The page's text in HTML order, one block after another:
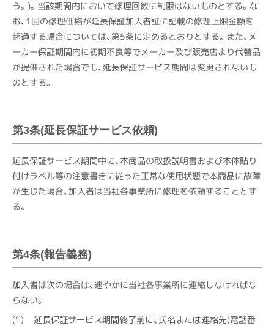
う。)。当該期間内において修理回数に制限はないものとする。な
お、1回の修理価格が延長保証加入者証に記載の修理上限金額を
超過する場合については、第5条に定めるとおりとする。また、メ
ーカー保証期間内に初期不良等でメーカー及び販売店より代替品
が提供された場合でも、延長保証サービス期間は変更されないも
のとする。
第3条(延長保証サービス依頼)
延長保証サービス期間中に、本商品の取扱説明書および本体貼り
付けラベル等の注意書きに従った正常な使用状態で本商品に故障
が生じた場合、加入者は当社各事業所に修理を依頼することとす
る。
第4条(報告義務)
加入者は次の場合は、速やかに当社各事業所に連絡しなければな
らない。
延長保証サービス期間終了前に、氏名または連絡先(電話番